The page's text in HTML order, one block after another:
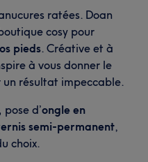
ratées. Doan
cosy pour
pieds. Créative et à
à vous donner le
un résultat impeccable.
pose d’ongle en
semi-permanent,
choix.